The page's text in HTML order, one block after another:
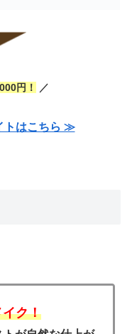
円！ ／
トはこちら ≫
ク！